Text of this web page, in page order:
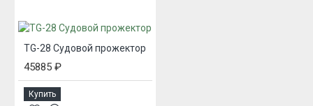
TG-28 Судовой прожектор
45885 ₽
Купить